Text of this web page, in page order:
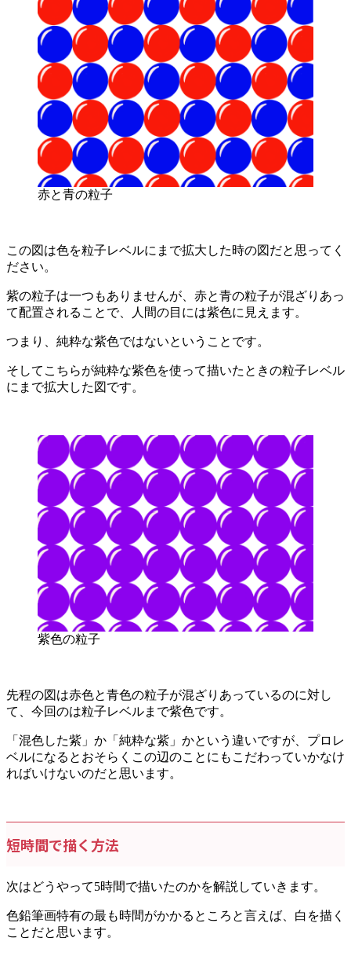
赤と青の粒子
この図は色を粒子レベルにまで拡大した時の図だと思ってく
ださい。
紫の粒子は一つもありませんが、赤と青の粒子が混ざりあっ
て配置されることで、人間の目には紫色に見えます。
つまり、純粋な紫色ではないということです。
そしてこちらが純粋な紫色を使って描いたときの粒子レベル
にまで拡大した図です。
紫色の粒子
先程の図は赤色と青色の粒子が混ざりあっているのに対し
て、今回のは粒子レベルまで紫色です。
「混色した紫」か「純粋な紫」かという違いですが、プロレ
ベルになるとおそらくこの辺のことにもこだわっていかなけ
ればいけないのだと思います。
短時間で描く方法
次はどうやって5時間で描いたのかを解説していきます。
色鉛筆画特有の最も時間がかかるところと言えば、白を描く
ことだと思います。